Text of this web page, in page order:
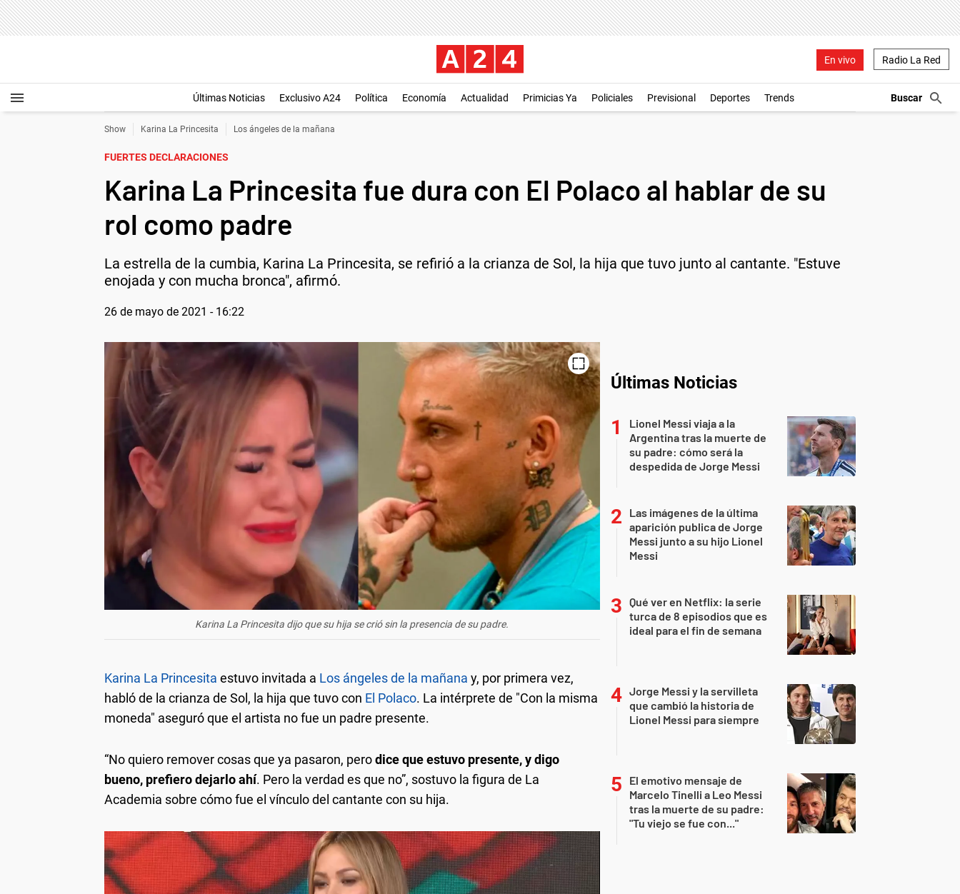
En vivo Radio La Red
Últimas Noticias Exclusivo A24 Política Economía Actualidad Primicias Ya Policiales Previsional Deportes Trends
Show Karina La Princesita Los ángeles de la mañana
FUERTES DECLARACIONES
Karina La Princesita fue dura con El Polaco al hablar de su
rol como padre
La estrella de la cumbia, Karina La Princesita, se refirió a la crianza de Sol, la hija que tuvo junto al cantante. "Estuve
enojada y con mucha bronca", afirmó.
26 de mayo de 2021 - 16:22
Karina La Princesita dijo que su hija se crió sin la presencia de su padre.
Karina La Princesita estuvo invitada a Los ángeles de la mañana y, por primera vez,
habló de la crianza de Sol, la hija que tuvo con El Polaco. La intérprete de "Con la misma
moneda" aseguró que el artista no fue un padre presente.
“No quiero remover cosas que ya pasaron, perodice que estuvo presente, y digo
bueno, prefiero dejarlo ahí. Pero la verdad es que no”, sostuvo la figura de La
Academia sobre cómo fue el vínculo del cantante con su hija.
Últimas Noticias
Lionel Messi viaja a la
Argentina tras la muerte de
su padre: cómo será la
despedida de Jorge Messi
Las imágenes de la última
aparición publica de Jorge
Messi junto a su hijo Lionel
Messi
Qué ver en Netflix: la serie
turca de 8 episodios que es
ideal para el fin de semana
Jorge Messi y la servilleta
que cambió la historia de
Lionel Messi para siempre
El emotivo mensaje de
Marcelo Tinelli a Leo Messi
tras la muerte de su padre:
"Tu viejo se fue con..."